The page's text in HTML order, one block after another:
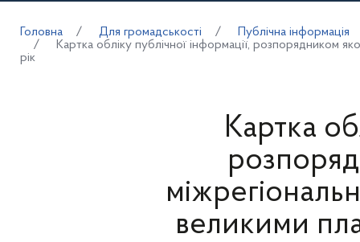
Головна Для громадськості
Публічна інформація
Картка обліку публічної інформації, розпорядником
рік
Картка
великими